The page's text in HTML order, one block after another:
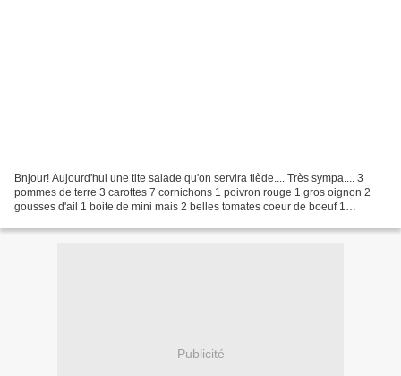
Bnjour! Aujourd'hui une tite salade qu'on servira tiède.... Très sympa.... 3
pommes de terre 3 carottes 7 cornichons 1 poivron rouge 1 gros oignon 2
gousses d'ail 1 boite de mini mais 2 belles tomates coeur de boeuf 1
Publicité